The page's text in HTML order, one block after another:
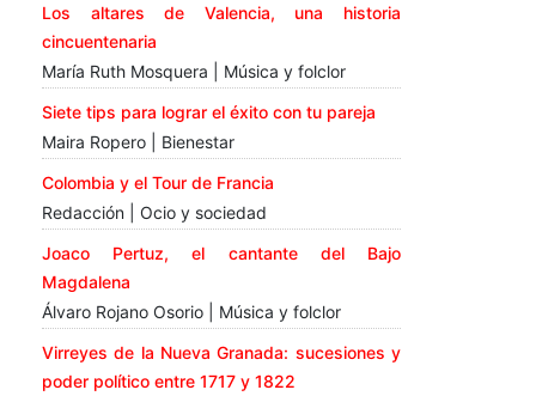
Los altares de Valencia, una historia
cincuentenaria
María Ruth Mosquera | Música y folclor
Siete tips para lograr el éxito con tu pareja
Maira Ropero | Bienestar
Colombia y el Tour de Francia
Redacción | Ocio y sociedad
Joaco Pertuz, el cantante del Bajo
Magdalena
Álvaro Rojano Osorio | Música y folclor
Virreyes de la Nueva Granada: sucesiones y
poder político entre 1717 y 1822